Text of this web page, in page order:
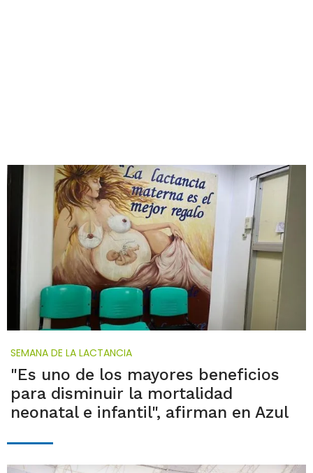
SEMANA DE LA LACTANCIA
"Es uno de los mayores beneficios
para disminuir la mortalidad
neonatal e infantil", afirman en Azul